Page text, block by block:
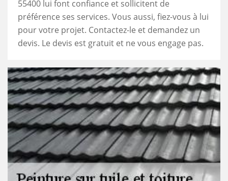
55400 lui font confiance et sollicitent de
préférence ses services. Vous aussi, fiez-vous à lui
pour votre projet. Contactez-le et demandez un
devis. Le devis est gratuit et ne vous engage pas.